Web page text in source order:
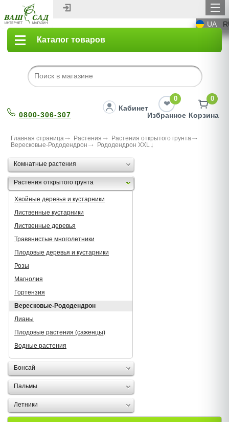
UA
Каталог товаров
0800-306-307
Кабинет
0
Избранное
0
Корзина
Главная страница Растения
Растения открытого грунта
Вересковые-Рододендрон
Рододендрон XXL
Комнатные растения
Растения открытого грунта
Хвойные деревья и кустарники
Лиственные кустарники
Лиственные деревья
Травянистые многолетники
Плодовые деревья и кустарники
Розы
Магнолия
Гортензия
Вересковые-Рододендрон
Лианы
Плодовые растения (саженцы)
Водные растения
Бонсай
Пальмы
Летники